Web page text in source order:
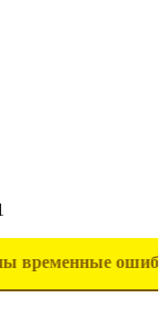
ошибки в